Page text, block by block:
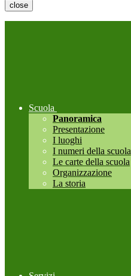
close
Scuola
Panoramica
Presentazione
I luoghi
I numeri della scuola
Le carte della scuola
Organizzazione
La storia